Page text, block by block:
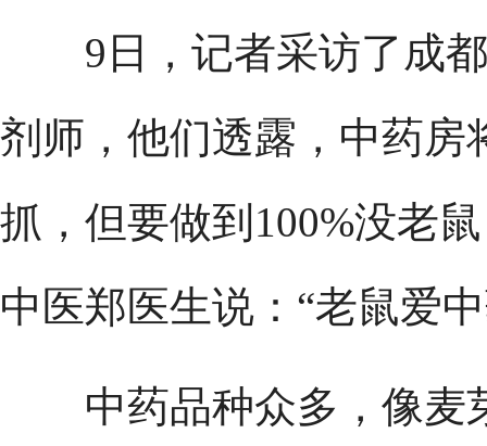
9日，记者采访了成都
剂师，他们透露，中药房
抓，但要做到100%没老
中医郑医生说：“老鼠爱
中药品种众多，像麦